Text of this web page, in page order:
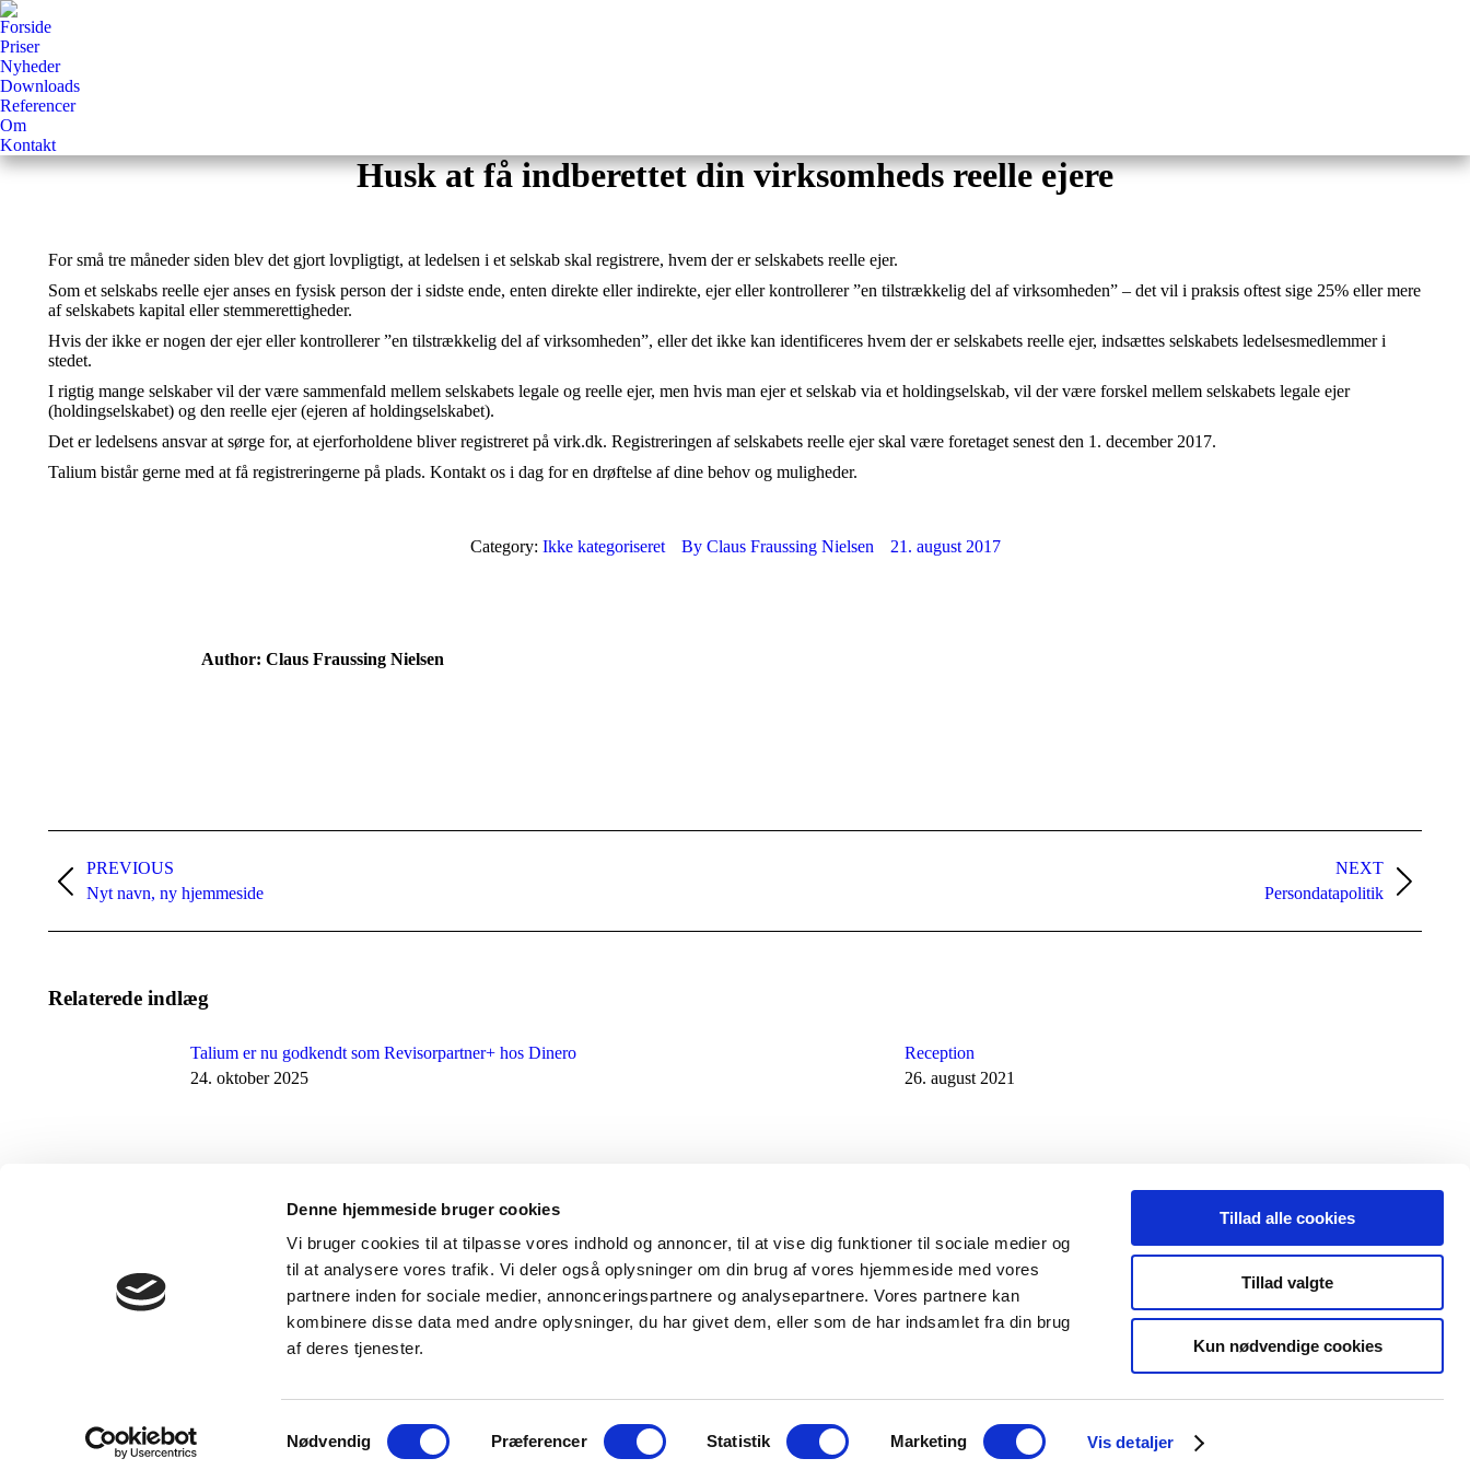
Denne hjemmeside bruger cookies
Vi bruger cookies til at tilpasse vores indhold og annoncer, til at vise dig funktioner til sociale medier og
til at analysere vores trafik. Vi deler også oplysninger om din brug af vores hjemmeside med vores
partnere inden for sociale medier, annonceringspartnere og analysepartnere. Vores partnere kan
kombinere disse data med andre oplysninger, du har givet dem, eller som de har indsamlet fra din brug
af deres tjenester.
Samtykkevalg
Nødvendig Præferencer Statistik Marketing Vis detaljer
Tillad alle cookies
Tillad valgte
Kun nødvendige cookies
Forside
Priser
Nyheder
Downloads
Referencer
Om
Kontakt
Husk at få indberettet din virksomheds reelle ejere
For små tre måneder siden blev det gjort lovpligtigt, at ledelsen i et selskab skal registrere, hvem der er selskabets reelle ejer.
Som et selskabs reelle ejer anses en fysisk person der i sidste ende, enten direkte eller indirekte, ejer eller kontrollerer ”en tilstrækkelig del af virksomheden” – det vil i praksis oftest sige 25% eller mere
af selskabets kapital eller stemmerettigheder.
Hvis der ikke er nogen der ejer eller kontrollerer ”en tilstrækkelig del af virksomheden”, eller det ikke kan identificeres hvem der er selskabets reelle ejer, indsættes selskabets ledelsesmedlemmer i
stedet.
I rigtig mange selskaber vil der være sammenfald mellem selskabets legale og reelle ejer, men hvis man ejer et selskab via et holdingselskab, vil der være forskel mellem selskabets legale ejer
(holdingselskabet) og den reelle ejer (ejeren af holdingselskabet).
Det er ledelsens ansvar at sørge for, at ejerforholdene bliver registreret på virk.dk. Registreringen af selskabets reelle ejer skal være foretaget senest den 1. december 2017.
Talium bistår gerne med at få registreringerne på plads. Kontakt os i dag for en drøftelse af dine behov og muligheder.
Category: Ikke kategoriseret By Claus Fraussing Nielsen 21. august 2017
Author: Claus Fraussing Nielsen
navigation
PREVIOUS
Previous
post:
Nyt navn, ny hjemmeside
NEXT
Persondatapolitik
Relaterede indlæg
Talium er nu godkendt som Revisorpartner+ hos Dinero
24. oktober 2025
Reception
26. august 2021
18. august 2021